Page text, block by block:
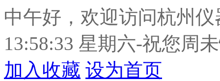
中午好，欢迎访问杭州
13:58:35 星期六-祝您周
加入收藏 设为首页